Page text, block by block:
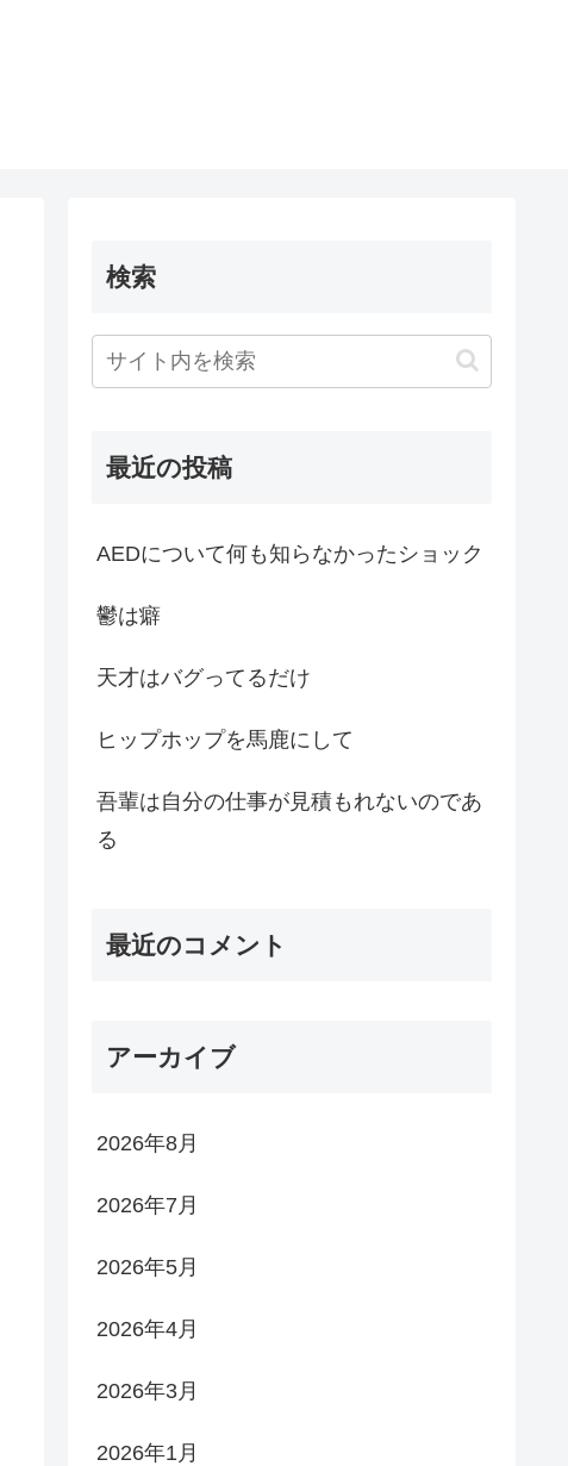
検索
最近の投稿
AEDについて何も知らなかったショック
鬱は癖
天才はバグってるだけ
ヒップホップを馬鹿にして
吾輩は自分の仕事が見積もれないのであ
る
最近のコメント
アーカイブ
2026年8月
2026年7月
2026年5月
2026年4月
2026年3月
2026年1月